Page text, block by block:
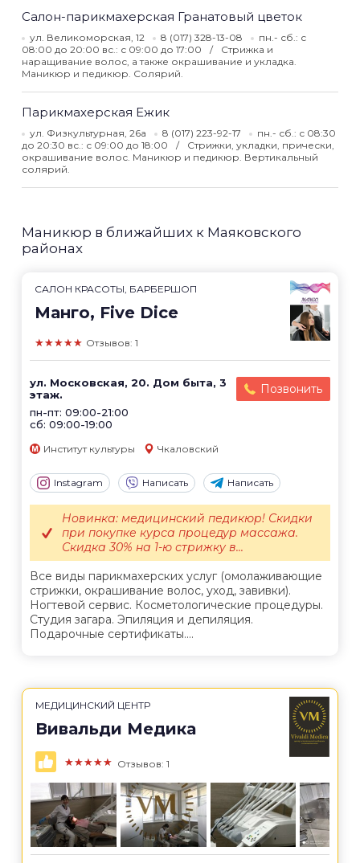
Салон-парикмахерская Гранатовый цветок
ул. Великоморская, 12 8 (017) 328-13-08
пн.- сб.: с
08:00 до 20:00 вс.: с 09:00 до 17:00
Стрижка и
наращивание волос, а также окрашивание и укладка.
Маникюр и педикюр. Солярий.
Парикмахерская Ежик
ул. Физкультурная, 26а 8 (017) 223-92-17
пн.- сб.: с 08:30
до 20:30 вс.: с 09:00 до 18:00
Стрижки, укладки, прически,
окрашивание волос. Маникюр и педикюр. Вертикальный
солярий.
Маникюр в ближайших к Маяковского
районах
САЛОН КРАСОТЫ, БАРБЕРШОП
Манго, Five Dice
★★★★★ Отзывов: 1
ул. Московская, 20. Дом быта, 3
этаж.
пн-пт: 09:00-21:00
сб: 09:00-19:00
Позвонить
Институт культуры Чкаловский
Instagram Написать Написать
Все виды парикмахерских услуг (омолаживающие
стрижки, окрашивание волос, уход, завивки).
Ногтевой сервис. Косметологические процедуры.
Студия загара. Эпиляция и депиляция.
Подарочные сертификаты....
Новинка: медицинский педикюр! Скидки
при покупке курса процедур массажа.
Скидка 30% на 1-ю стрижку в...
МЕДИЦИНСКИЙ ЦЕНТР
Вивальди Медика
★★★★★ Отзывов: 1